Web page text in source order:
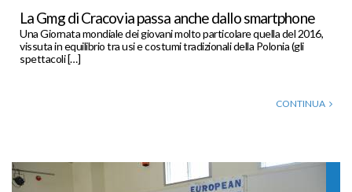
La Gmg di Cracovia passa anche dallo smartphone
Una Giornata mondiale dei giovani molto particolare quella del 2016,
vissuta in equilibrio tra usi e costumi tradizionali della Polonia (gli
spettacoli […]
CONTINUA